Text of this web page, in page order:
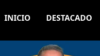
INICIO DESTACADO